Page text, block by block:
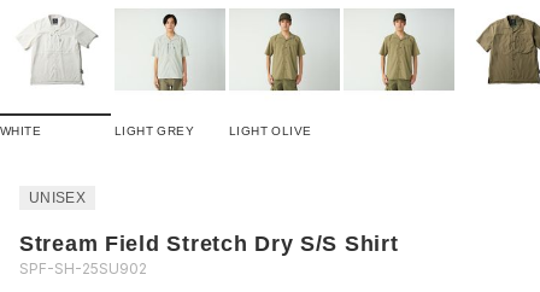
WHITE LIGHT GREY LIGHT OLIVE
UNISEX
Stream Field Stretch Dry S/S Shirt
SPF-SH-25SU902